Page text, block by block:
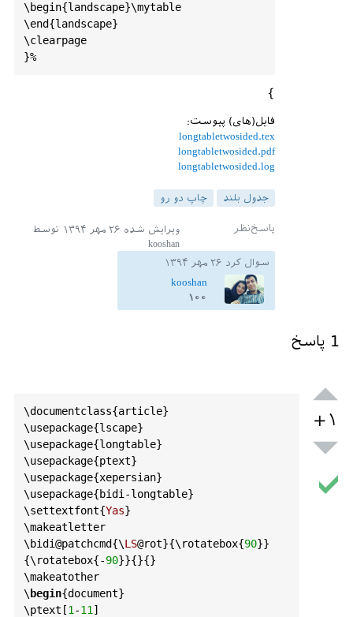
\begin{landscape}\mytable
\end{landscape}
\clearpage
}%
}
فایل(های) پیوست:
longtabletwosided.tex
longtabletwosided.pdf
longtabletwosided.log
جدول بلند چاپ دو رو
ویرایش شده ۲۶ مهر ۱۳۹۴
توسط
kooshan
سوال کرد ۲۶ مهر ۱۳۹۴
kooshan
۱۰۰
1 پاسخ
+۱
\documentclass{article}
\usepackage{lscape}
\usepackage{longtable}
\usepackage{ptext}
\usepackage{xepersian}
\usepackage{bidi -longtable}
\settextfont{Yas}
\makeatletter
\bidi@patchcmd{\LS@rot}{\ rotatebox{90}}
{\ rotatebox{-90}}{}{}
\makeatother
\begin{document}
\ptext [1 -11 ]